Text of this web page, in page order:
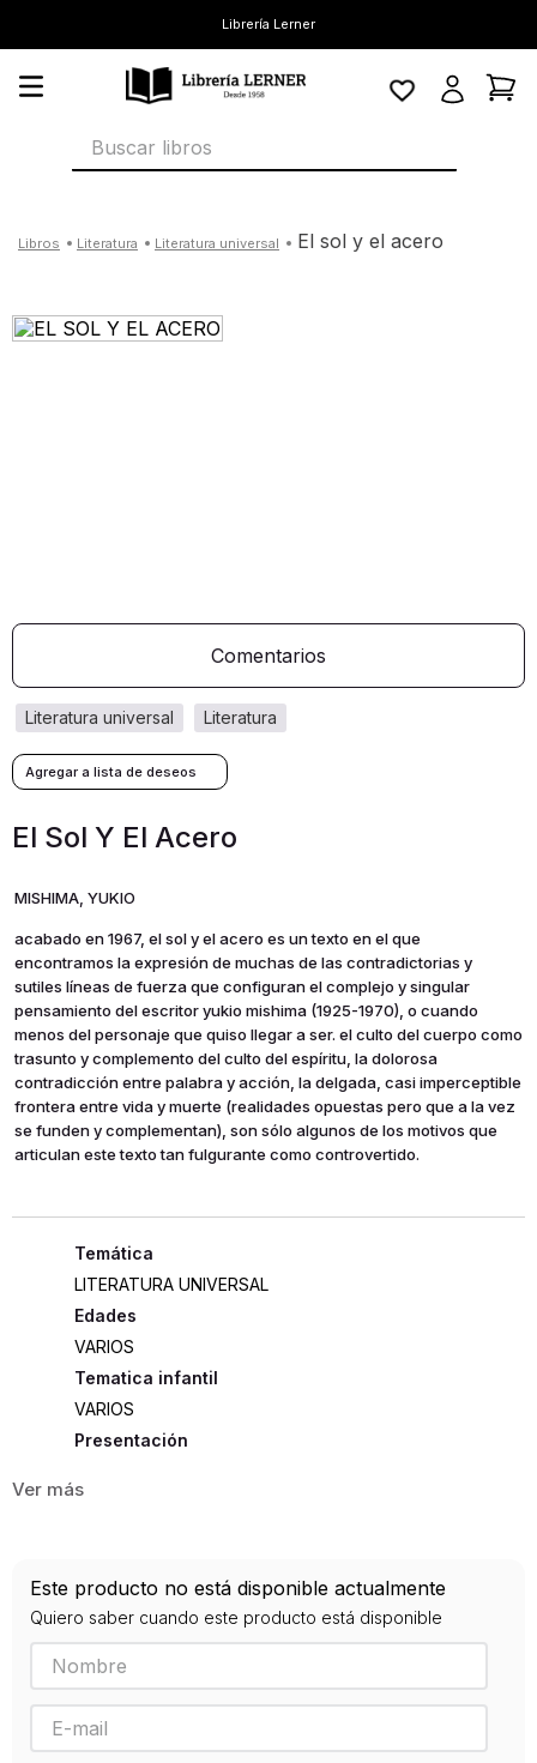
Librería Lerner
Buscar libros
literatura literatura universal el sol y el acero
Comentarios
literatura
literatura universal
El Sol Y El Acero
MISHIMA, YUKIO
acabado en 1967, el sol y el acero es un texto en el que
encontramos la expresión de muchas de las contradictorias y
sutiles líneas de fuerza que configuran el complejo y singular
pensamiento del escritor yukio mishima (1925-1970), o cuando
menos del personaje que quiso llegar a ser. el culto del cuerpo como
trasunto y complemento del culto del espíritu, la dolorosa
contradicción entre palabra y acción, la delgada, casi imperceptible
frontera entre vida y muerte (realidades opuestas pero que a la vez
se funden y complementan), son sólo algunos de los motivos que
articulan este texto tan fulgurante como controvertido.
LITERATURA UNIVERSAL
Edades
VARIOS
Tematica infantil
VARIOS
Presentación
9788420664439
Editorial
ALIANZA
Año de publicación
2010
Traductor
Este producto no está disponible actualmente
Quiero saber cuando este producto está disponible